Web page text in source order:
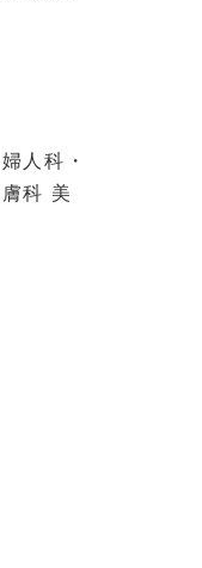
人科・
科 美